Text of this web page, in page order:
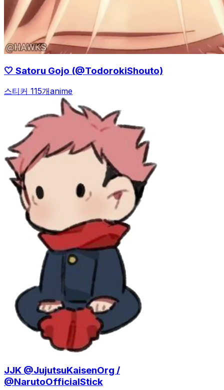
🤍 Satoru Gojo (@TodorokiShouto)
스티커 115개anime
JJK @JujutsuKaisenOrg /
@NarutoOfficialStick